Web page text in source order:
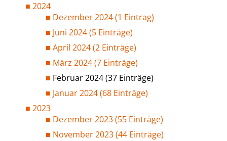
2024
Dezember 2024 (1 Eintrag)
Juni 2024 (5 Einträge)
April 2024 (2 Einträge)
März 2024 (7 Einträge)
Februar 2024 (37 Einträge)
Januar 2024 (68 Einträge)
2023
Dezember 2023 (55 Einträge)
November 2023 (44 Einträge)